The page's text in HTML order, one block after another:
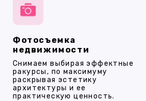
Фотосъемка
недвижимости
Снимаем выбирая эффектные
ракурсы, по максимуму
раскрывая эстетику
архитектуры и ее
практическую ценность.